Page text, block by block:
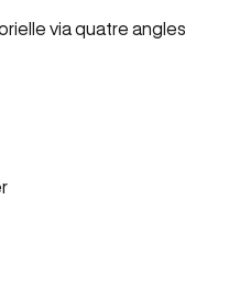
via quatre angles